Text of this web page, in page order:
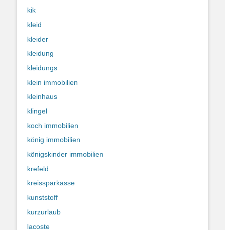
kik
kleid
kleider
kleidung
kleidungs
klein immobilien
kleinhaus
klingel
koch immobilien
könig immobilien
königskinder immobilien
krefeld
kreissparkasse
kunststoff
kurzurlaub
lacoste